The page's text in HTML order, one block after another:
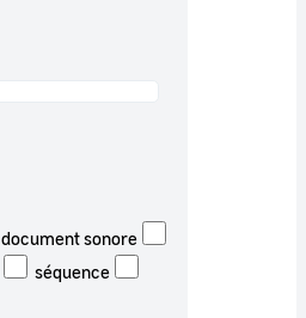
document sonore
séquence